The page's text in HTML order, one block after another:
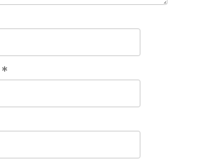
*